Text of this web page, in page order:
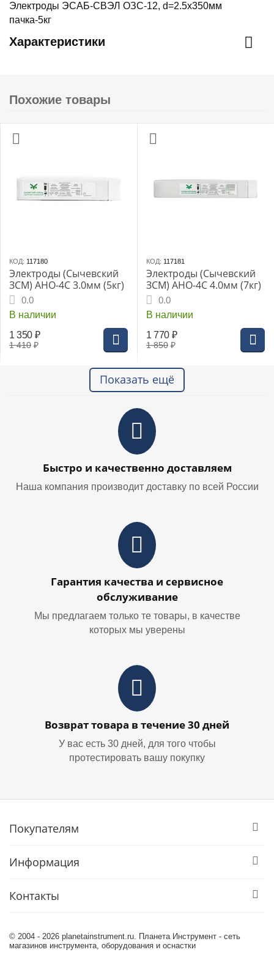
Электроды ЭСАБ-СВЭЛ ОЗС-12, d=2.5х350мм
пачка-5кг
Характеристики
Похожие товары
КОД: 117180
Электроды (Сычевский
ЗСМ) АНО-4С 3.0мм (5кг)
0.0
В наличии
1 410 ₽
1 350 ₽
КОД: 117181
Электроды (Сычевский
ЗСМ) АНО-4С 4.0мм (7кг)
0.0
В наличии
1 850 ₽
1 770 ₽
Показать ещё
Быстро и качественно доставляем
Наша компания производит доставку по всей России
Гарантия качества и сервисное
обслуживание
Мы предлагаем только те товары, в качестве
которых мы уверены
Возврат товара в течение 30 дней
У вас есть 30 дней, для того чтобы
протестировать вашу покупку
Покупателям
Информация
Контакты
© 2004 - 2026 planetainstrument.ru. Планета Инструмент - сеть
магазинов инструмента, оборудования и оснастки